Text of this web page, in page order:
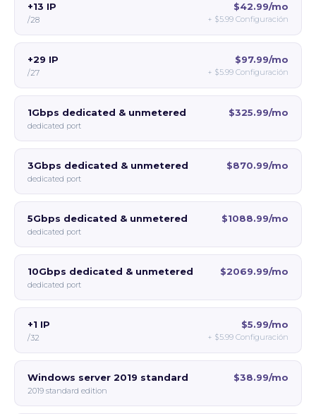
+13 IP
/28
$42.99/mo
+ $5.99 Configuración
+29 IP
/27
$97.99/mo
+ $5.99 Configuración
1Gbps dedicated & unmetered
dedicated port
$325.99/mo
3Gbps dedicated & unmetered
dedicated port
$870.99/mo
5Gbps dedicated & unmetered
dedicated port
$1088.99/mo
10Gbps dedicated & unmetered
dedicated port
$2069.99/mo
+1 IP
/32
$5.99/mo
+ $5.99 Configuración
Windows server 2019 standard
2019 standard edition
$38.99/mo